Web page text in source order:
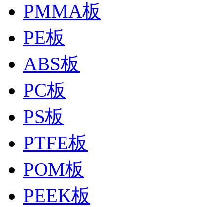
PMMA板
PE板
ABS板
PC板
PS板
PTFE板
POM板
PEEK板